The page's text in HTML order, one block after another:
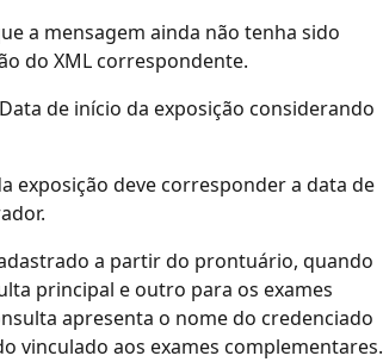
a mensagem ainda não tenha sido
do XML correspondente.
de início da exposição considerando
exposição deve corresponder a data de
a partir do prontuário, quando
principal e outro para os exames
apresenta o nome do credenciado
vinculado aos exames complementares.